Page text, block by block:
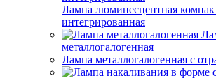
Лампа люминесцентная
интегрированная
металлогалогенная
Лампа металлогалогенная с